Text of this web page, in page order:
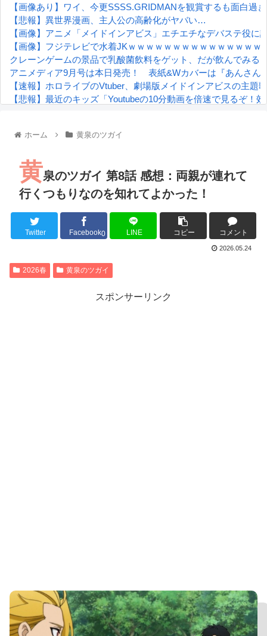
【画像あり】ワイ、今更SSSS.GRIDMANを観賞するも面白過
【悲報】異世界漫画、主人公の高齢化がヤバい…
【画像】アニメ「メイドインアビス」エチエチなデバステ役に
【画像】フジテレビで水着JKｗｗｗｗｗｗｗｗｗｗｗｗｗｗｗ
クレーンゲームの景品で乳酸菌飲料をゲット、だが飲んでみ
アニメディア9月号は本日発売！ 表紙&Wカバーは『あんさん
【速報】ホロライブのVtuber、劇場版メイドインアビスの主題
【悲報】最近のキッズ「Youtubeの10分動画を倍速で見るぞ
『進撃の巨人』で一番面白いところってｗｗｗｗｗ
るろうに剣心 -明治剣客浪漫譚- 京都動乱 第33話の感想
同盟、帝国、フェザーン。生まれるなら何処がいいか問題！
ホーム 黄泉のツガイ
黄泉のツガイ 第8話 感想：両親が連れて
行くつもりなのを知れてよかった！
Twitter Facebook0 LINE コピー コメント
2026.05.24
2026春 黄泉のツガイ
スポンサーリンク